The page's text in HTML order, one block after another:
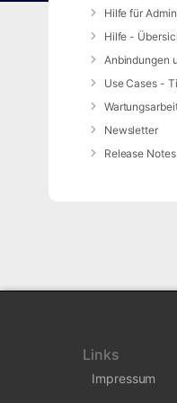
Hilfe für
Hilfe -
Newsletter
Release Notes
Links
Impressum